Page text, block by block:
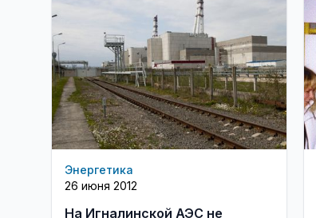
Энергетика
26 июня 2012
На Игналинской АЭС не